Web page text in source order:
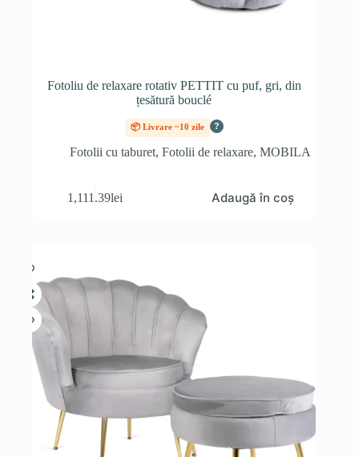
Fotoliu de relaxare rotativ PETTIT cu puf, gri, din
țesătură bouclé
📦 Livrare ~10 zile ?
Fotolii cu taburet, Fotolii de relaxare, MOBILA
1,111.39lei Adaugă în coș